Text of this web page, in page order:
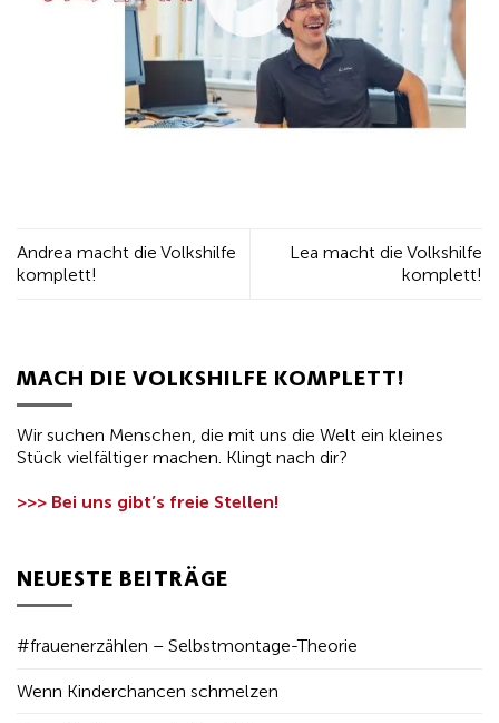
Andrea macht die Volkshilfe
komplett!
Lea macht die Volkshilfe
komplett!
MACH DIE VOLKSHILFE KOMPLETT!
Wir suchen Menschen, die mit uns die Welt ein kleines
Stück vielfältiger machen. Klingt nach dir?
>>> Bei uns gibt’s freie Stellen!
NEUESTE BEITRÄGE
#frauenerzählen – Selbstmontage-Theorie
Wenn Kinderchancen schmelzen